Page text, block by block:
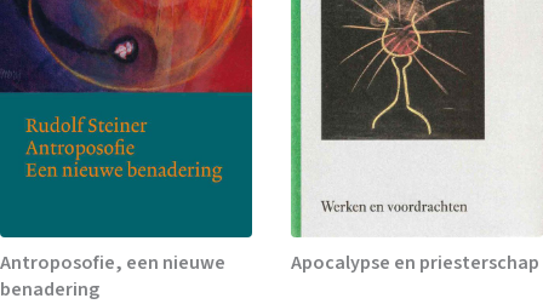
Antroposofie, een nieuwe
benadering
Apocalypse en priesterschap